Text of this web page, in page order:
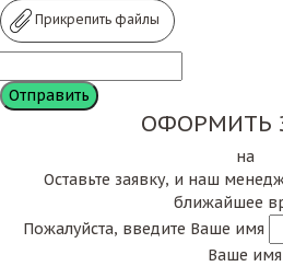
для организации распродажи
закрытия кафе или
пополнения распродажи.
Если вас заинтересовала
данной странице, просто
8 495 369 18 45 или
в чат! Мы с охотой вас
Прикрепить файлы
ОФОРМИТЬ
на
Оставьте заявку, и наш
ближайшее
Пожалуйста, введите Ваше имя
Ваше имя